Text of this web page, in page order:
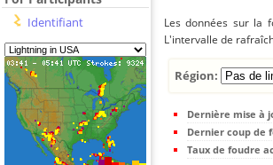
Identifiant
Les données sur la
L'intervalle de
Région:
Dernière mise à
Dernier coup de
Taux de foudre